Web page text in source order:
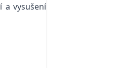
a vysušení